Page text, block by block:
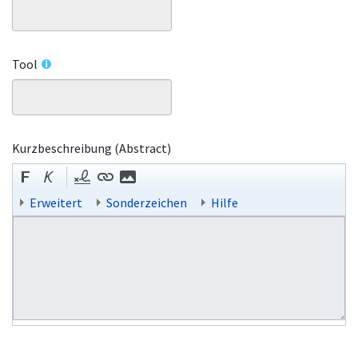
Tool
Kurzbeschreibung (Abstract)
Erweitert Sonderzeichen Hilfe